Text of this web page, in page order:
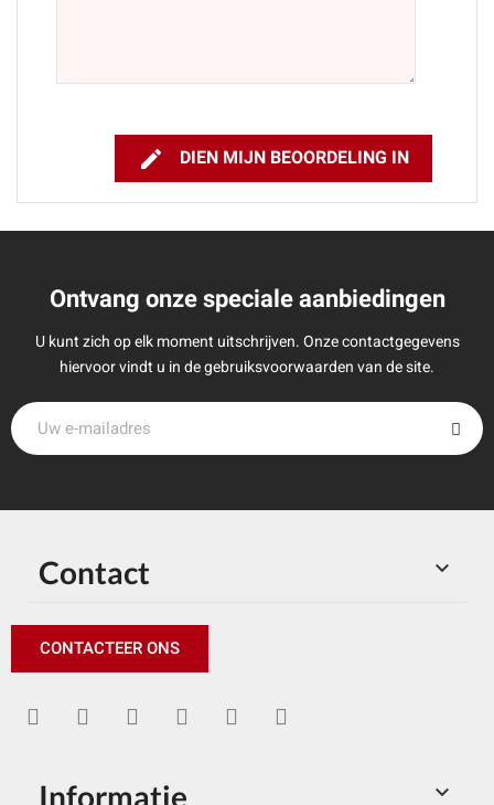
 DIEN MIJN BEOORDELING IN
Ontvang onze speciale aanbiedingen
U kunt zich op elk moment uitschrijven. Onze contactgegevens
hiervoor vindt u in de gebruiksvoorwaarden van de site.

Contact
CONTACTEER ONS

Informatie